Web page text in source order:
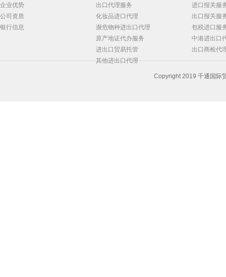
企业优势
公司资质
银行信息
出口代理服务
化妆品进口代理
濒危物种进出口代理
原产地证代办服务
进出口贸易托管
其他进出口代理
进口报关服
出口报关服
包税进口服
中港进出口
出口商检代
Copyright 2019 千通国